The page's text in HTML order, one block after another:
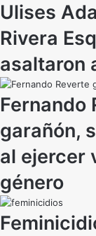
Ulises
Rivera
asaltaron
Fernando
garañón,
al ejercer
género